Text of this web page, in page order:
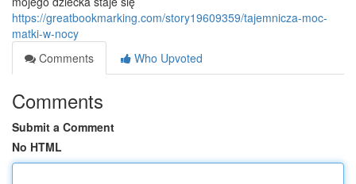
https://greatbookmarking.com/story19609359/tajemnicza-moc-
matki-w-nocy
Comments
Who Upvoted
Comments
Submit a Comment
No HTML